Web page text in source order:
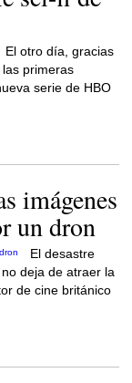
El otro día, gracias
las primeras
serie de HBO
imágenes
un dron
El desastre
deja de atraer la
de cine británico